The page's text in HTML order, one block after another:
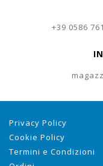
+39 0586
Privacy Policy
Cookie Policy
Termini e Condizioni